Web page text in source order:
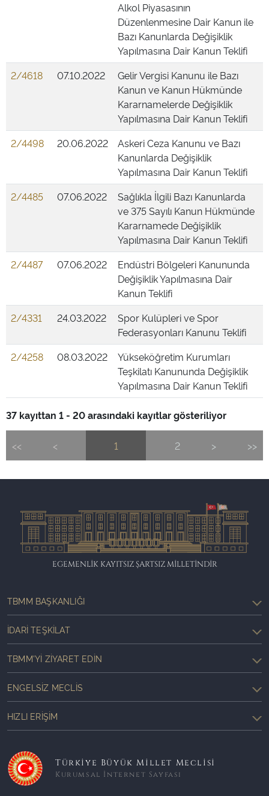
Alkol Piyasasının
Düzenlenmesine Dair Kanun ile
Bazı Kanunlarda Değişiklik
Yapılmasına Dair Kanun Teklifi
2/4618
07.10.2022
Gelir Vergisi Kanunu ile Bazı
Kanun ve Kanun Hükmünde
Kararnamelerde Değişiklik
Yapılmasına Dair Kanun Teklifi
2/4498
20.06.2022
Askeri Ceza Kanunu ve Bazı
Kanunlarda Değişiklik
Yapılmasına Dair Kanun Teklifi
2/4485
07.06.2022
Sağlıkla İlgili Bazı Kanunlarda
ve 375 Sayılı Kanun Hükmünde
Kararnamede Değişiklik
Yapılmasına Dair Kanun Teklifi
2/4487
07.06.2022
Endüstri Bölgeleri Kanununda
Değişiklik Yapılmasına Dair
Kanun Teklifi
2/4331
24.03.2022
Spor Kulüpleri ve Spor
Federasyonları Kanunu Teklifi
2/4258
08.03.2022
Yükseköğretim Kurumları
Teşkilatı Kanununda Değişiklik
Yapılmasına Dair Kanun Teklifi
37 kayıttan 1 - 20 arasındaki kayıtlar gösteriliyor
<< < 1 2 > >>
EGEMENLİK KAYITSIZ ŞARTSIZ MİLLETİNDİR
TBMM BAŞKANLIĞI
İDARI TEŞKILAT
TBMM'YI ZIYARET EDIN
ENGELSIZ MECLIS
HIZLI ERIŞIM
Türkiye Büyük Millet Meclisi
Kurumsal İnternet Sayfası